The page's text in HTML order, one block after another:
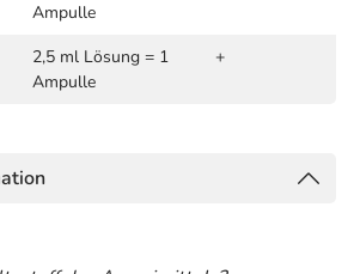
Ampulle
2,5 ml Lösung = 1
Ampulle
+